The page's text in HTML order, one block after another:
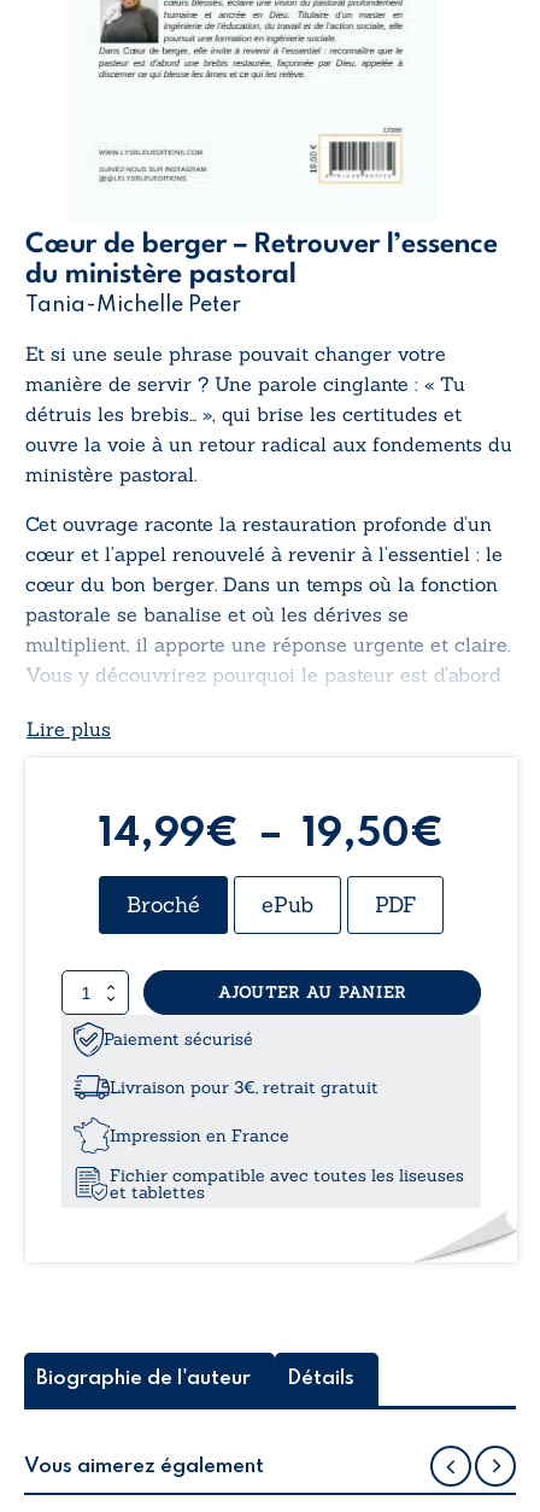
Cœur de berger – Retrouver l’essence
du ministère pastoral
Tania-Michelle Peter
Et si une seule phrase pouvait changer votre
manière de servir ? Une parole cinglante : « Tu
détruis les brebis… », qui brise les certitudes et
ouvre la voie à un retour radical aux fondements du
ministère pastoral.
Cet ouvrage raconte la restauration profonde d’un
cœur et l’appel renouvelé à revenir à l’essentiel : le
cœur du bon berger. Dans un temps où la fonction
pastorale se banalise et où les dérives se
multiplient, il apporte une réponse urgente et claire.
Vous y découvrirez pourquoi le pasteur est d’abord
caractère avant la mission, et comment discerner
spirituelles qui menacent le ministère aujourd’hui.
Lire plus
14,99€ – 19,50€
de
Broché ePub PDF
quantité
de
Cœur
berger
Retrouver
l’essence
du
ministère
AJOUTER AU PANIER
Paiement sécurisé
Livraison pour 3€, retrait gratuit
Impression en France
Fichier compatible avec toutes les liseuses
et tablettes
Biographie de l'auteur Détails
Vous aimerez également